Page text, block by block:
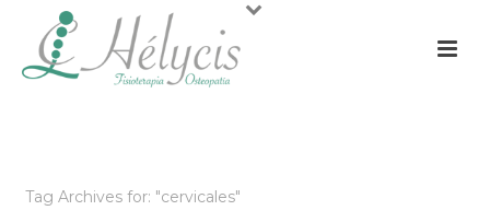
Tag Archives for: "cervicales"